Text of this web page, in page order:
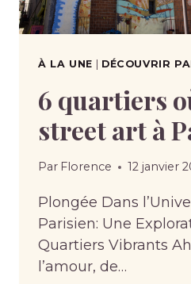
À LA UNE DÉCOUVRIR
6 quartiers
street art à
Par Florence 12 janvier
Plongée Dans
Parisien: Une
Quartiers Vibrants
l’amour, de…